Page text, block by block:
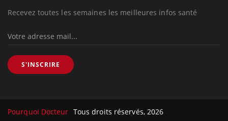
Recevez toutes les semaines les meilleures infos santé
S'INSCRIRE
Pourquoi Docteur Tous droits réservés, 2026